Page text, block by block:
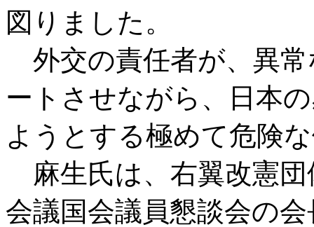
図りました。
外交の責任者が、異
ートさせながら、日本
ようとする極めて危険
麻生氏は、右翼改憲団
会議国会議員懇談会の